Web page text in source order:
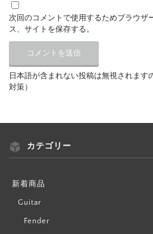
次回のコメントで使用するためブラウザ
ス、サイトを保存する。
日本語が含まれない投稿は無視されます
対策）
カテゴリー
新着商品
Guitar
Fender